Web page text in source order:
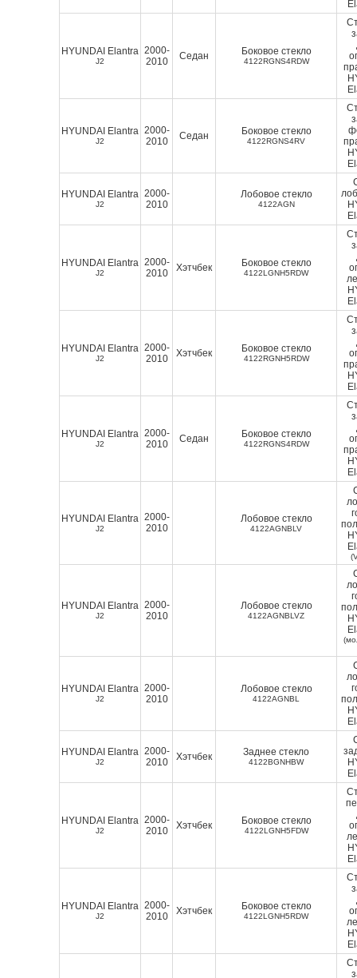
HYUNDAI Elantra
J2
2000-
2010
Седан Боковое стекло
4122RGNS4RDW
HYUNDAI Elantra
J2
2000-
2010
Седан Боковое стекло
4122RGNS4RV
HYUNDAI Elantra
J2
2000-
2010
Лобовое стекло
4122AGN
HYUNDAI Elantra
J2
2000-
2010
Хэтчбек Боковое стекло
4122LGNH5RDW
HYUNDAI Elantra
J2
2000-
2010
Хэтчбек Боковое стекло
4122RGNH5RDW
HYUNDAI Elantra
J2
2000-
2010
Седан Боковое стекло
4122RGNS4RDW
HYUNDAI Elantra
J2
2000-
2010
Лобовое стекло
4122AGNBLV
HYUNDAI Elantra
J2
2000-
2010
Лобовое стекло
4122AGNBLVZ
HYUNDAI Elantra
J2
2000-
2010
Лобовое стекло
4122AGNBL
HYUNDAI Elantra
J2
2000-
2010
Хэтчбек Заднее стекло
4122BGNHBW
HYUNDAI Elantra
J2
2000-
2010
Хэтчбек Боковое стекло
4122LGNH5FDW
HYUNDAI Elantra
J2
2000-
2010
Хэтчбек Боковое стекло
4122LGNH5RDW